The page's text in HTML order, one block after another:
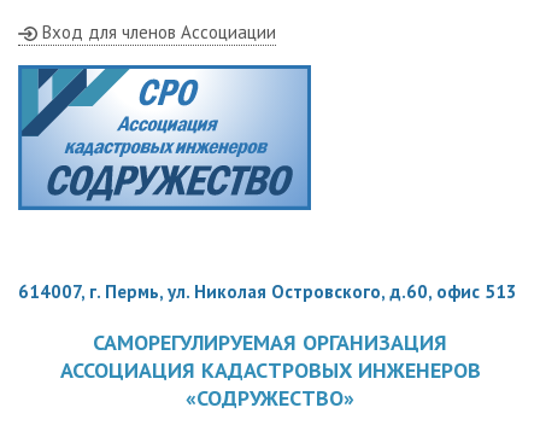
Вход для членов Ассоциации
614007, г. Пермь, ул. Николая Островского, д.60, офис 513
САМОРЕГУЛИРУЕМАЯ ОРГАНИЗАЦИЯ
АССОЦИАЦИЯ КАДАСТРОВЫХ ИНЖЕНЕРОВ
«СОДРУЖЕСТВО»